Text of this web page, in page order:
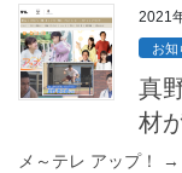
2021
お知
真
材
メ～テレ アップ！